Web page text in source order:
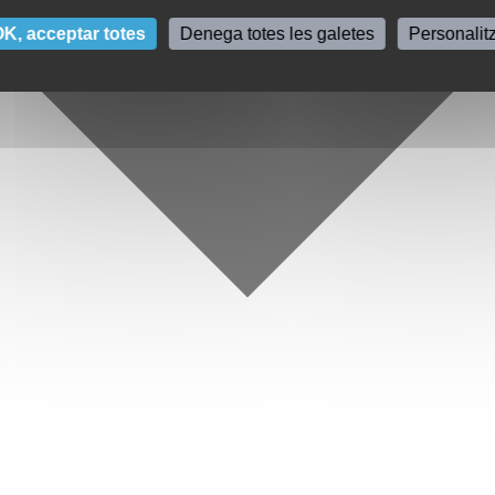
acceptar totes Denega totes les galetes